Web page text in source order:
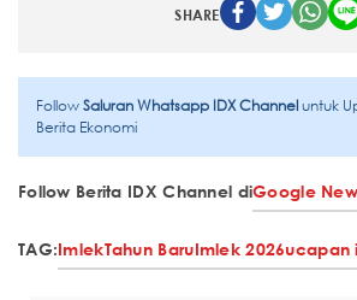
SHARE
FollowSaluran Whatsapp IDX Channeluntuk
Berita Ekonomi
Follow Berita IDX Channel diGoogle
TAG:ImlekTahun BaruImlek 2026ucapan